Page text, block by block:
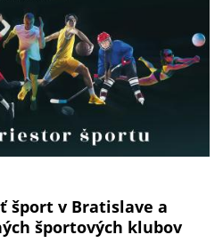
šport v Bratislave a
športových klubov